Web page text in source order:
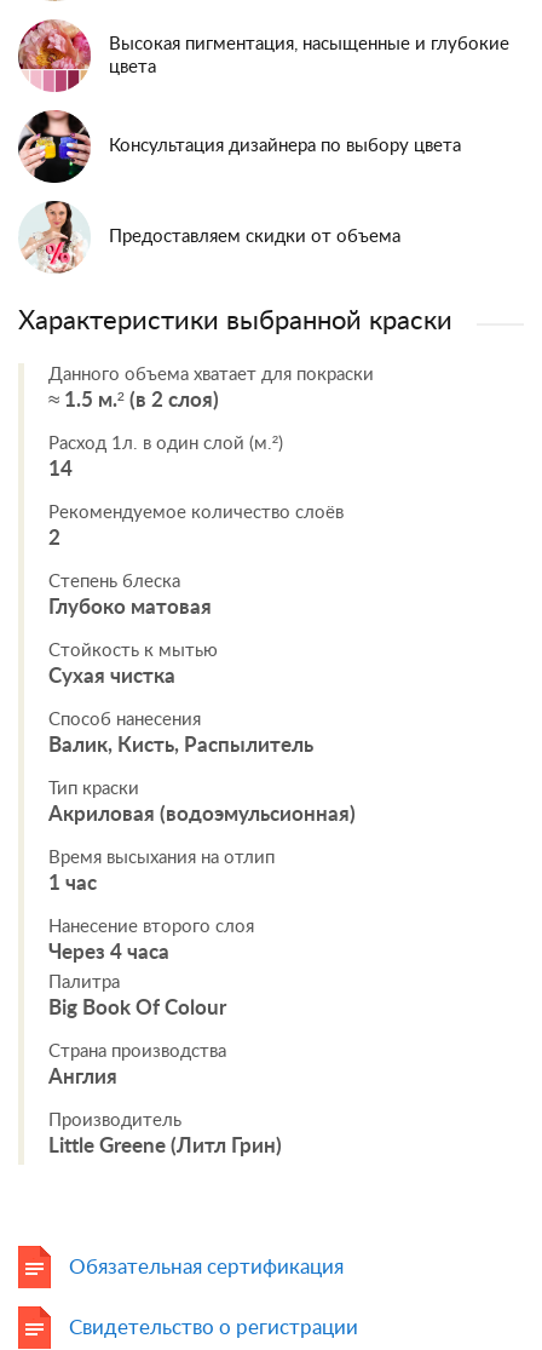
Высокая пигментация, насыщенные и глубокие
цвета
Консультация дизайнера по выбору цвета
Предоставляем скидки от объема
Характеристики выбранной краски
Данного объема хватает для покраски
≈ 1.5 м.² (в 2 слоя)
Расход 1л. в один слой (м.²)
14
Рекомендуемое количество слоёв
2
Степень блеска
Глубоко матовая
Стойкость к мытью
Сухая чистка
Способ нанесения
Валик, Кисть, Распылитель
Тип краски
Акриловая (водоэмульсионная)
Время высыхания на отлип
1 час
Нанесение второго слоя
Через 4 часа
Палитра
Big Book Of Colour
Страна производства
Англия
Производитель
Little Greene (Литл Грин)
Обязательная сертификация
Свидетельство о регистрации